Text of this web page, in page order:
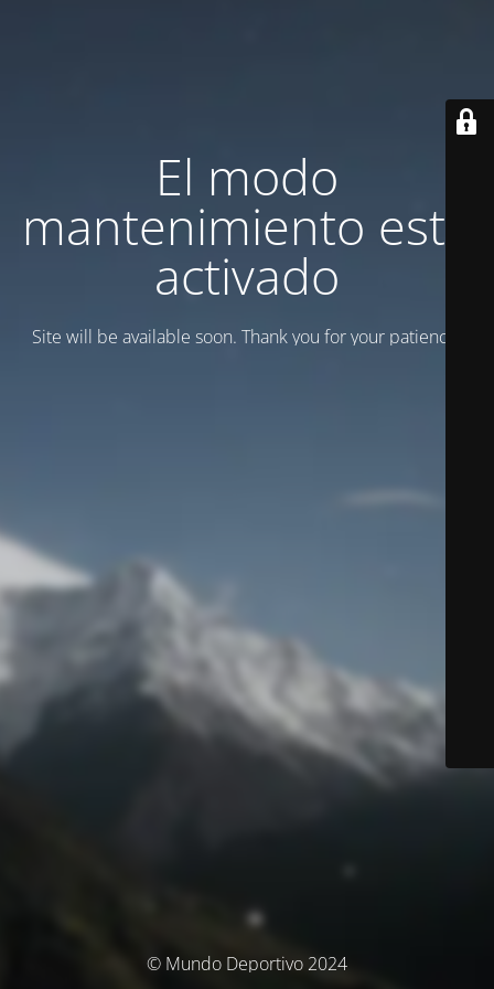
El modo
mantenimiento está
activado
Site will be available soon. Thank you for your patience!
© Mundo Deportivo 2024